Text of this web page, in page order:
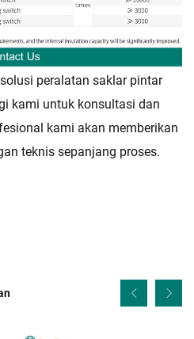
peralatan saklar pintar
kami untuk konsultasi dan
kami akan memberikan
teknis sepanjang proses.